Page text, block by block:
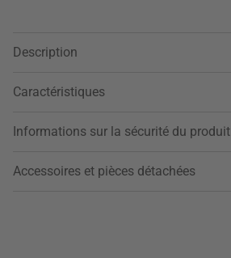
Description
Caractéristiques
Informations sur la sécurité du produit
Accessoires et pièces détachées